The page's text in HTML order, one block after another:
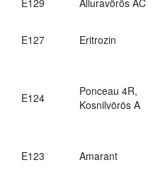
E127
Eritrozin
E124
Ponceau 4R,
Kosnilvörös A
E123
Amarant